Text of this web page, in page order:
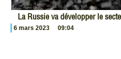
La Russie va développer le
6 mars 2023 09:04